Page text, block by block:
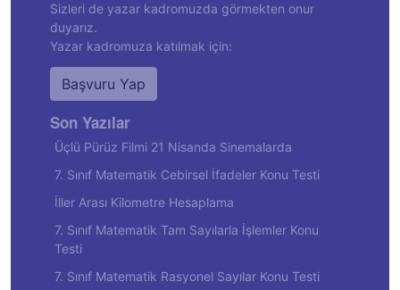
Sizleri de yazar kadromuzda görmekten onur
duyarız.
Yazar kadromuza katılmak için:
Başvuru Yap
Son Yazılar
Üçlü Pürüz Filmi 21 Nisanda Sinemalarda
7. Sınıf Matematik Cebirsel İfadeler Konu Testi
İller Arası Kilometre Hesaplama
7. Sınıf Matematik Tam Sayılarla İşlemler Konu
Testi
7. Sınıf Matematik Rasyonel Sayılar Konu Testi